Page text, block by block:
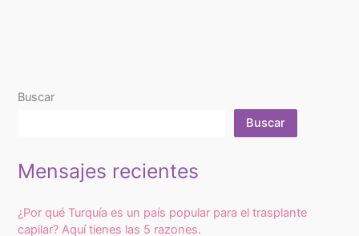
Buscar
Buscar
Mensajes recientes
¿Por qué Turquía es un país popular para el trasplante
capilar? Aquí tienes las 5 razones.